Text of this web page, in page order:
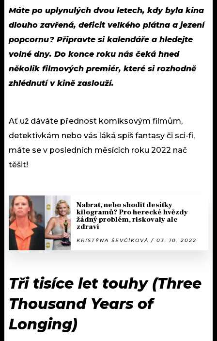
Máte po uplynulých dvou letech, kdy byla kina
dlouho zavřená, deficit velkého plátna a jezení
popcornu? Připravte si kalendáře a hledejte
volné dny. Do konce roku nás čeká hned
několik filmových premiér, které si rozhodně
zhlédnutí v kině zaslouží.
Ať už dáváte přednost komiksovým filmům,
detektivkám nebo vás láká spíš fantasy či sci-fi,
máte se v posledních měsících roku 2022 nač
těšit!
Nabrat, nebo shodit desítky
kilogramů? Pro herecké hvězdy
žádný problém, riskovaly ale
zdraví
KRISTÝNA ŠEVČÍKOVÁ / 03. 10. 2022
Tři tisíce let touhy (Three
Thousand Years of
Longing)